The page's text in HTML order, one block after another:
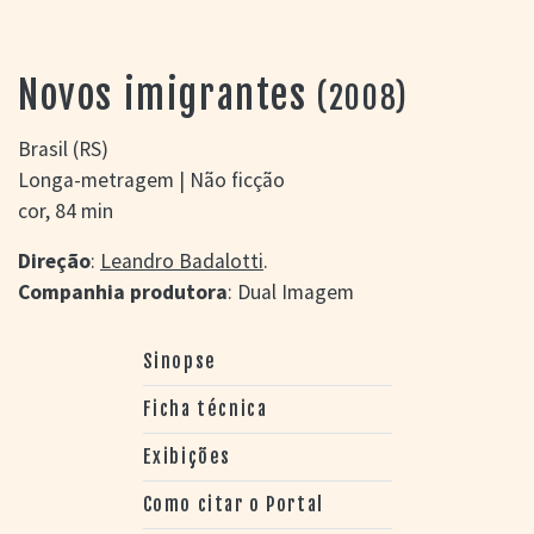
PORTAL DO
CINEMA GAÚCHO
> BUSCA AVANÇADA
> LISTA DE FILMES
> FILMOGRAFIAS DE
> DISCOGRAFIAS
> BIBLIOGRAFIAS
LOCALIZAÇÃO
Novos imigrantes (2008)
Brasil (RS)
Longa-metragem | Não ficção
cor, 84 min
Direção: Leandro Badalotti.
Companhia produtora: Dual Imagem
Sinopse
Ficha técnica
Exibições
Como citar o Portal